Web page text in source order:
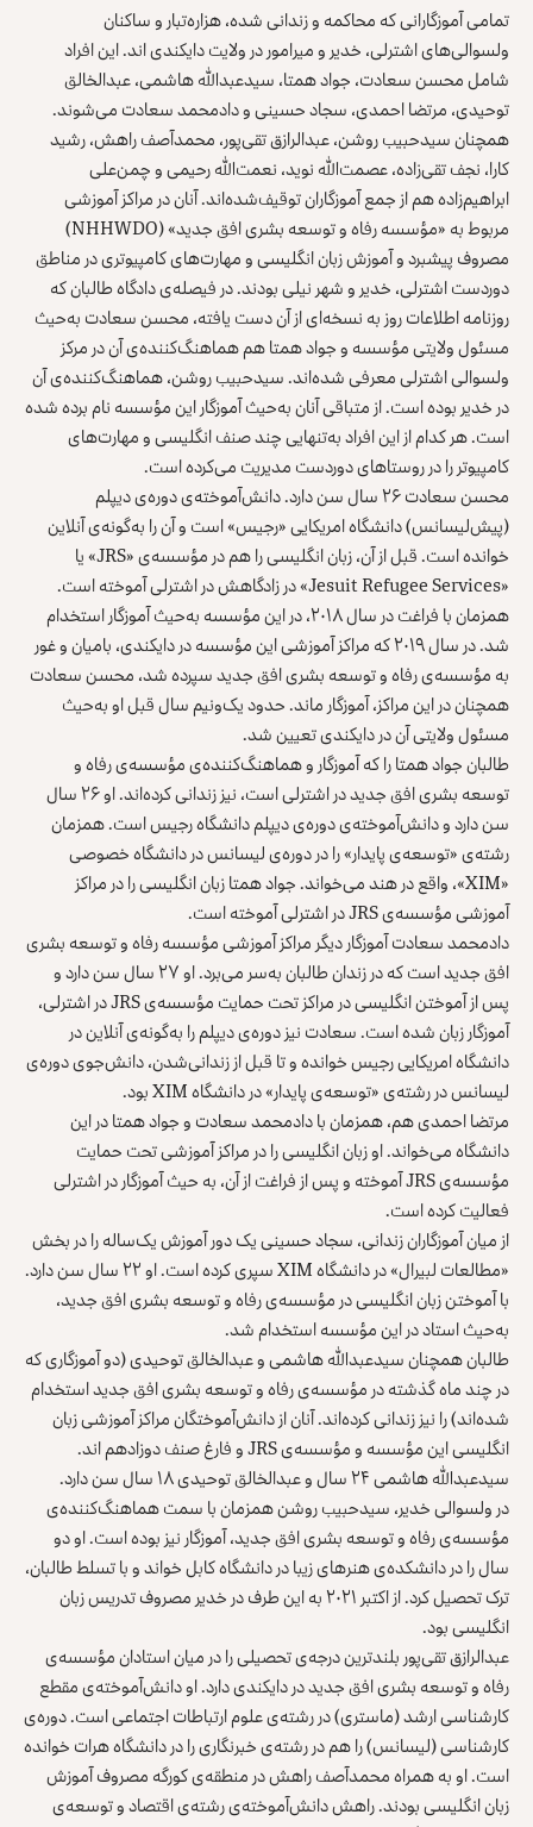
تمامی آموزگارانی که محاکمه و زندانی شده، هزاره‌تبار و ساکنان
ولسوالی‌های اشترلی، خدیر و میرامور در ولایت دایکندی اند. این افراد
شامل محسن سعادت، جواد همتا، سیدعبدالله هاشمی، عبدالخالق
توحیدی، مرتضا احمدی، سجاد حسینی و دادمحمد سعادت می‌شوند.
همچنان سیدحبیب روشن، عبدالرازق تقی‌پور، محمدآصف راهش، رشید
کارا، نجف تقی‌زاده، عصمت‌الله نوید، نعمت‌الله رحیمی و چمن‌علی
ابراهیم‌زاده هم از جمع آموزگاران توقیف‌شده‌اند. آنان در مراکز آموزشی
مربوط به «مؤسسه رفاه و توسعه بشری افق جدید» (NHHWDO)
مصروف پیشبرد و آموزش زبان انگلیسی و مهارت‌های کامپیوتری در مناطق
دوردست اشترلی، خدیر و شهر نیلی بودند. در فیصله‌ی دادگاه طالبان که
روزنامه اطلاعات روز به نسخه‌ای از آن دست یافته، محسن سعادت به‌حیث
مسئول ولایتی مؤسسه و جواد همتا هم هماهنگ‌کننده‌ی آن در مرکز
ولسوالی اشترلی معرفی شده‌اند. سیدحبیب روشن، هماهنگ‌کننده‌ی آن
در خدیر بوده است. از متباقی آنان به‌حیث آموزگار این مؤسسه نام برده شده
است. هر کدام از این افراد به‌تنهایی چند صنف انگلیسی و مهارت‌های
کامپیوتر را در روستاهای دوردست مدیریت می‌کرده است.
محسن سعادت ۲۶ سال سن دارد. دانش‌آموخته‌ی دوره‌ی دیپلم
(پیش‌لیسانس) دانشگاه امریکایی «رجیس» است و آن را به‌گونه‌ی آنلاین
خوانده است. قبل از آن، زبان انگلیسی را هم در مؤسسه‌ی «JRS» یا
«Jesuit Refugee Services» در زادگاهش در اشترلی آموخته است.
همزمان با فراغت در سال ۲۰۱۸، در این مؤسسه به‌حیث آموزگار استخدام
شد. در سال ۲۰۱۹ که مراکز آموزشی این مؤسسه در دایکندی، بامیان و غور
به مؤسسه‌ی رفاه و توسعه بشری افق جدید سپرده شد، محسن سعادت
همچنان در این مراکز، آموزگار ماند. حدود یک‌ونیم سال قبل او به‌حیث
مسئول ولایتی آن در دایکندی تعیین شد.
طالبان جواد همتا را که آموزگار و هماهنگ‌کننده‌ی مؤسسه‌ی رفاه و
توسعه بشری افق جدید در اشترلی است، نیز زندانی کرده‌اند. او ۲۶ سال
سن دارد و دانش‌آموخته‌ی دوره‌ی دیپلم دانشگاه رجیس است. همزمان
رشته‌ی «توسعه‌ی پایدار» را در دوره‌ی لیسانس در دانشگاه خصوصی
«XIM»، واقع در هند می‌خواند. جواد همتا زبان انگلیسی را در مراکز
آموزشی مؤسسه‌ی JRS در اشترلی آموخته است.
دادمحمد سعادت آموزگار دیگر مراکز آموزشی مؤسسه رفاه و توسعه بشری
افق جدید است که در زندان طالبان به‌سر می‌برد. او ۲۷ سال سن دارد و
پس از آموختن انگلیسی در مراکز تحت حمایت مؤسسه‌ی JRS در اشترلی،
آموزگار زبان شده است. سعادت نیز دوره‌ی دیپلم را به‌گونه‌ی آنلاین در
دانشگاه امریکایی رجیس خوانده و تا قبل از زندانی‌شدن، دانش‌جوی دوره‌ی
لیسانس در رشته‌ی «توسعه‌ی پایدار» در دانشگاه XIM بود.
مرتضا احمدی هم، همزمان با دادمحمد سعادت و جواد همتا در این
دانشگاه می‌خواند. او زبان انگلیسی را در مراکز آموزشی تحت حمایت
مؤسسه‌ی JRS آموخته و پس از فراغت از آن، به حیث آموزگار در اشترلی
فعالیت کرده است.
از میان آموزگاران زندانی، سجاد حسینی یک دور آموزش یک‌ساله را در بخش
«مطالعات لبیرال» در دانشگاه XIM سپری کرده است. او ۲۲ سال سن دارد.
با آموختن زبان انگلیسی در مؤسسه‌ی رفاه و توسعه بشری افق جدید،
به‌حیث استاد در این مؤسسه استخدام شد.
طالبان همچنان سیدعبدالله هاشمی و عبدالخالق توحیدی (دو آموزگاری که
در چند ماه گذشته در مؤسسه‌ی رفاه و توسعه بشری افق جدید استخدام
شده‌اند) را نیز زندانی کرده‌اند. آنان از دانش‌آموختگان مراکز آموزشی زبان
انگلیسی این مؤسسه و مؤسسه‌ی JRS و فارغ صنف دوزادهم اند.
سیدعبدالله هاشمی ۲۴ سال و عبدالخالق توحیدی ۱۸ سال سن دارد.
در ولسوالی خدیر، سیدحبیب روشن همزمان با سمت هماهنگ‌کننده‌ی
مؤسسه‌ی رفاه و توسعه بشری افق جدید، آموزگار نیز بوده است. او دو
سال را در دانشکده‌ی هنرهای زیبا در دانشگاه کابل خواند و با تسلط طالبان،
ترک تحصیل کرد. از اکتبر ۲۰۲۱ به این طرف در خدیر مصروف تدریس زبان
انگلیسی بود.
عبدالرازق تقی‌پور بلندترین درجه‌ی تحصیلی را در میان استادان مؤسسه‌ی
رفاه و توسعه بشری افق جدید در دایکندی دارد. او دانش‌آموخته‌ی مقطع
کارشناسی ارشد (ماستری) در رشته‌ی علوم ارتباطات اجتماعی است. دوره‌ی
کارشناسی (لیسانس) را هم در رشته‌ی خبرنگاری را در دانشگاه هرات خوانده
است. او به همراه محمدآصف راهش در منطقه‌ی کورگه مصروف آموزش
زبان انگلیسی بودند. راهش دانش‌آموخته‌ی رشته‌ی اقتصاد و توسعه‌ی